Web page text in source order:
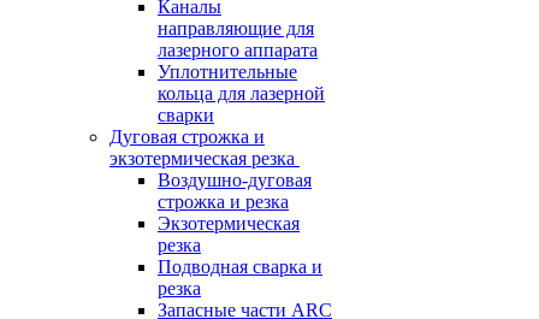
Каналы
направляющие для
лазерного аппарата
Уплотнительные
кольца для лазерной
сварки
Дуговая строжка и
экзотермическая резка
Воздушно-дуговая
строжка и резка
Экзотермическая
резка
Подводная сварка и
резка
Запасные части ARC